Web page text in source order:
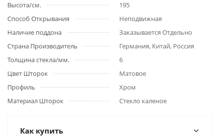
Высота/см.
195
Способ Открывания
Неподвижная
Наличие поддона
Заказывается Отдельно
Страна Производитель
Германия, Китай, Россия
Толщина стекла/мм.
6
Цвет Шторок
Матовое
Профиль
Хром
Материал Шторок
Стекло каленое
Как купить